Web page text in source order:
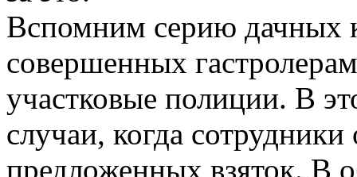
Вспомним серию дачных
совершенных
участковые полиции. В
случаи, когда
предложенных взяток. В